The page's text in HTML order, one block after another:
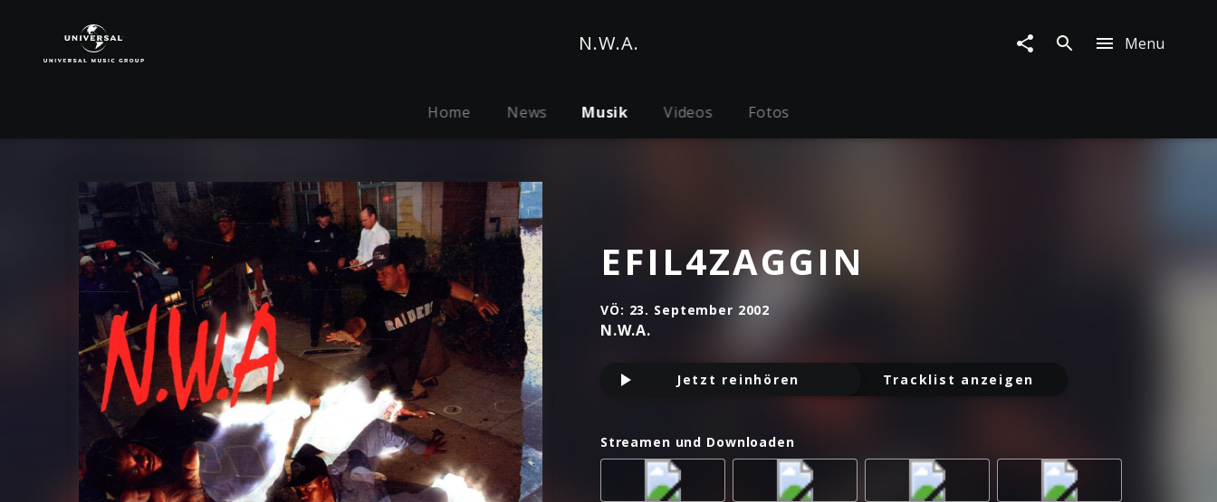
Musik
N.W.A. Menu
Home News Musik Videos Fotos
EFIL4ZAGGIN
VÖ: 23. September 2002
N.W.A.
Jetzt reinhören Tracklist anzeigen
Streamen und Downloaden